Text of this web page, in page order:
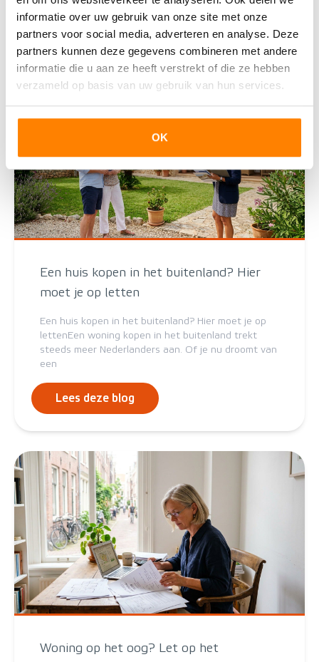
informatie over uw gebruik van onze site met onze
partners voor social media, adverteren en analyse. Deze
partners kunnen deze gegevens combineren met andere
informatie die u aan ze heeft verstrekt of die ze hebben
verzameld op basis van uw gebruik van hun services.
OK
Lees deze blog
Een huis kopen in het buitenland? Hier
moet je op letten
Een huis kopen in het buitenland? Hier moet je op
lettenEen woning kopen in het buitenland trekt
steeds meer Nederlanders aan. Of je nu droomt van
een
Lees deze blog
Woning op het oog? Let op het